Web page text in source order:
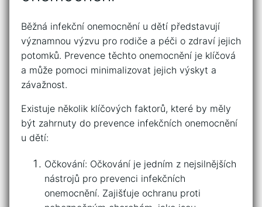
Běžná infekční onemocnění⁤ u dětí ​představují
významnou‍ výzvu pro rodiče ⁣a péči ​o zdraví jejich
potomků. Prevence těchto onemocnění⁢ je klíčová ​
a⁢ může pomoci ‍minimalizovat jejich‌ výskyt a
závažnost.
Existuje několik klíčových faktorů,‌ které by měly‌
být zahrnuty do prevence infekčních onemocnění
u dětí:
Očkování: Očkování je ⁣jedním z nejsilnějších
nástrojů pro prevenci infekčních
onemocnění. Zajišťuje ochranu proti